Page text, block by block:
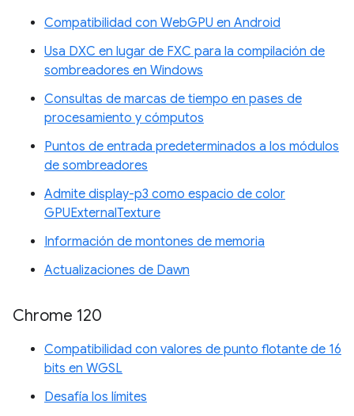
Compatibilidad con WebGPU en Android
Usa DXC en lugar de FXC para la compilación de
sombreadores en Windows
Consultas de marcas de tiempo en pases de
procesamiento y cómputos
Puntos de entrada predeterminados a los módulos
de sombreadores
Admite display-p3 como espacio de color
GPUExternalTexture
Información de montones de memoria
Actualizaciones de Dawn
Chrome 120
Compatibilidad con valores de punto flotante de 16
bits en WGSL
Desafía los límites